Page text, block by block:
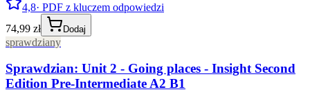
4,8· PDF z kluczem odpowiedzi
74,99 zł
Dodaj
sprawdziany
Sprawdzian: Unit 2 - Going places - Insight Second
Edition Pre-Intermediate A2 B1